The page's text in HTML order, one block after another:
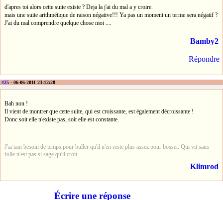
d'apres toi alors cette suite existe ? Deja la j'ai du mal a y croire.
mais une suite arithmétique de raison négative!!! Ya pas un moment un terme sera négatif ?
J'ai du mal comprendre quelque chose moi ....
Bamby2
Répondre
#25 - 06-06-2011 23:12:28
Bah non !
Il vient de montrer que cette suite, qui est croissante, est également décroissante !
Donc soit elle n'existe pas, soit elle est constante.
J'ai tant besoin de temps pour buller qu'il n'en reste plus assez pour bosser. Qui vit sans
folie n'est pas si sage qu'il croit.
Klimrod
Écrire une réponse